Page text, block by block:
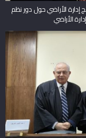
إدارة الأراضي حول دور نظم
الأراضي